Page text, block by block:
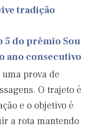
tradição
5 do prêmio Sou
ano consecutivo
prova de
O trajeto é
e o objetivo é
a rota mantendo